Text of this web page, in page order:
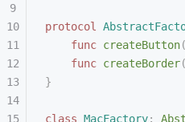
protocol
    func
createButton
    func
createBorder
}
class MacFactory: